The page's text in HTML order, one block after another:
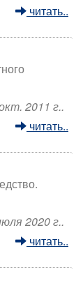
читать..
2011 г..
читать..
2020 г..
читать..